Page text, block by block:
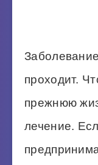
проходит.
прежнюю
лечение.